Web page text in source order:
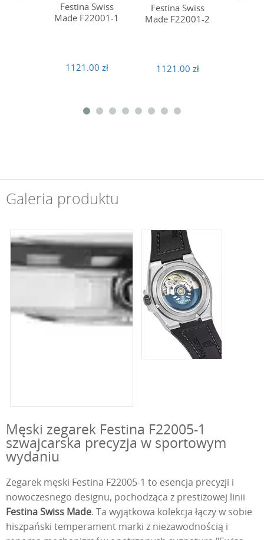
Festina Swiss
Made F22001-1
1121.00 zł
Festina Swiss
Made F22001-2
1121.00 zł
Galeria produktu
Męski zegarek Festina F22005-1
szwajcarska precyzja w sportowym
wydaniu
Zegarek męski Festina F22005-1 to esencja precyzji i
nowoczesnego designu, pochodząca z prestiżowej linii
Festina Swiss Made. Ta wyjątkowa kolekcja łączy w sobie
hiszpański temperament marki z niezawodnością i